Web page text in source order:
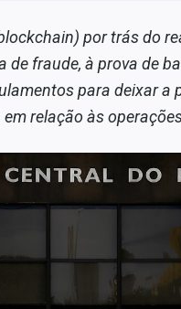
por trás do
de fraude, à prova de
para deixar a
relação às